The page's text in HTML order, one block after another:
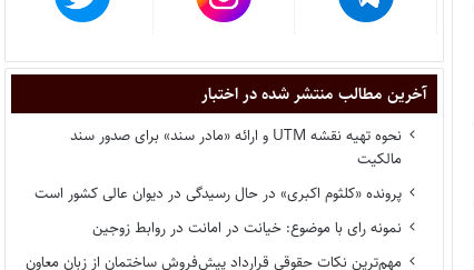
آخرین مطالب منتشر شده در اختبار
نحوه تهیه نقشه UTM و ارائه «مادر سند» برای صدور سند
مالکیت
پرونده «کلثوم اکبری» در حال رسیدگی در دیوان عالی کشور است
نمونه رای با موضوع: خیانت در امانت در روابط زوجین
مهم‌ترین نکات حقوقی قرارداد پیش‌فروش ساختمان از زبان معاون